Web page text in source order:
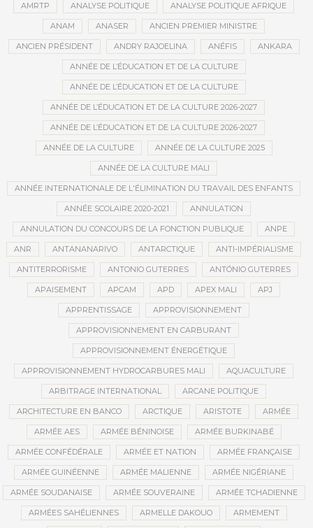
AMRTP ANALYSE POLITIQUE ANALYSE POLITIQUE AFRIQUE
ANAM ANASER ANCIEN PREMIER MINISTRE
ANCIEN PRÉSIDENT ANDRY RAJOELINA ANÉFIS ANKARA
ANNÉE DE L’ÉDUCATION ET DE LA CULTURE
ANNÉE DE L’ÉDUCATION ET DE LA CULTURE
ANNÉE DE L’ÉDUCATION ET DE LA CULTURE 2026-2027
ANNÉE DE L’ÉDUCATION ET DE LA CULTURE 2026-2027
ANNÉE DE LA CULTURE ANNÉE DE LA CULTURE 2025
ANNÉE DE LA CULTURE MALI
ANNÉE INTERNATIONALE DE L'ÉLIMINATION DU TRAVAIL DES ENFANTS
ANNÉE SCOLAIRE 2020-2021 ANNULATION
ANNULATION DU CONCOURS DE LA FONCTION PUBLIQUE ANPE
ANR ANTANANARIVO ANTARCTIQUE ANTI-IMPÉRIALISME
ANTITERRORISME ANTONIO GUTERRES ANTÓNIO GUTERRES
APAISEMENT APCAM APD APEX MALI APJ
APPRENTISSAGE APPROVISIONNEMENT
APPROVISIONNEMENT EN CARBURANT
APPROVISIONNEMENT ÉNERGÉTIQUE
APPROVISIONNEMENT HYDROCARBURES MALI AQUACULTURE
ARBITRAGE INTERNATIONAL ARCANE POLITIQUE
ARCHITECTURE EN BANCO ARCTIQUE ARISTOTE ARMÉE
ARMÉE AES ARMÉE BÉNINOISE ARMÉE BURKINABÉ
ARMÉE CONFÉDÉRALE ARMÉE ET NATION ARMÉE FRANÇAISE
ARMÉE GUINÉENNE ARMÉE MALIENNE ARMÉE NIGÉRIANE
ARMÉE SOUDANAISE ARMÉE SOUVERAINE ARMÉE TCHADIENNE
ARMÉES SAHÉLIENNES ARMELLE DAKOUO ARMEMENT